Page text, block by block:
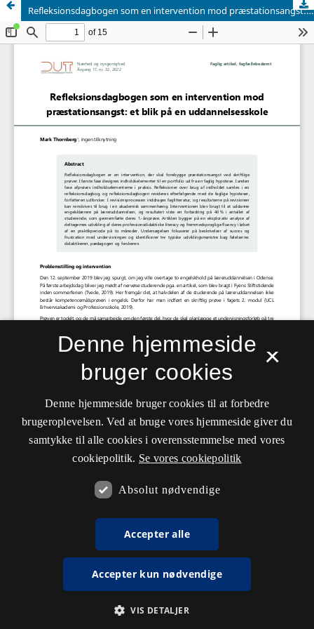
Refleksionsdagbogen som en intervention mod præstationsangst: et blik på en uddannelsesskole
×
Denne hjemmeside
bruger cookies
Denne hjemmeside bruger cookies til at forbedre
brugeroplevelsen. Ved at bruge vores hjemmeside giver du
samtykke til alle cookies i overensstemmelse med vores
cookiepolitik. Se vores cookiepolitik
Absolut nødvendige
Accepter alle
Accepter kun nødvendige
VIS DETALJER